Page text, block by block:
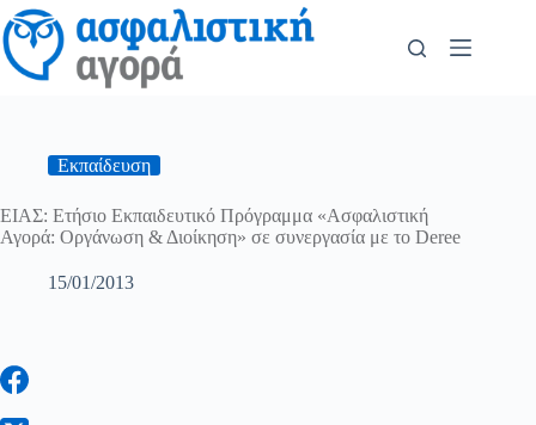
Εκπαίδευση
ΕΙΑΣ: Ετήσιο Εκπαιδευτικό Πρόγραμμα «Ασφαλιστική
Αγορά: Οργάνωση & Διοίκηση» σε συνεργασία με το Deree
15/01/2013